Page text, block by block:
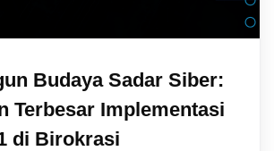
Budaya Sadar Siber:
Terbesar Implementasi
di Birokrasi